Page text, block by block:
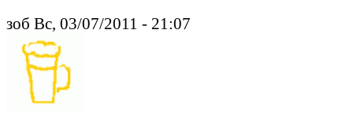
зоб Вс, 03/07/2011 - 21:07